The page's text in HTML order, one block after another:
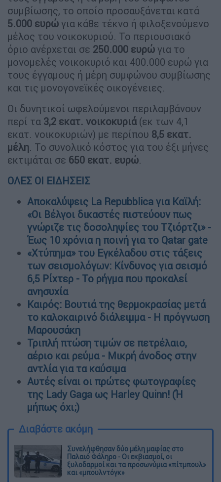
συμβίωσης, το οποίο προσαυξάνεται κατά
5.000 ευρώ για κάθε τέκνο ή φιλοξενούμενο
μέλος του νοικοκυριού. Το περιουσιακό
όριο ανέρχεται σε 250.000 ευρώ για το
μονομελές νοικοκυριό και 400.000 ευρώ για
τους έγγαμους ή μέρη συμφώνου συμβίωσης
και τις μονογονεϊκές οικογένειες.
Οι δυνητικοί ωφελούμενοι περιλαμβάνουν
περί τα 3,2 εκατ. νοικοκυριά(εκ των 4,1
εκατ. νοικοκυριών) με περίπου 8,5 εκατ.
μέλη. Το συνολικό κόστος για του έξι μήνες
εκτιμάται σε 650 εκατ. ευρώ.
ΟΛΕΣ ΟΙ ΕΙΔΗΣΕΙΣ
Αποκαλύψεις La Repubblica για Καϊλή:
«Οι Βέλγοι δικαστές πιστεύουν πως
γνώριζε τις δοσοληψίες του Τζιόρτζι» -
Έως 10 χρόνια η ποινή για το Qatar gate
«Χτύπημα» του Εγκέλαδου στις τάξεις
των σεισμολόγων: Κίνδυνος για σεισμό
6,5 Ρίχτερ - Το ρήγμα που προκαλεί
ανησυχία
Καιρός: Βουτιά της θερμοκρασίας μετά
το καλοκαιρινό διάλειμμα - Η πρόγνωση
Μαρουσάκη
Τριπλή πτώση τιμών σε πετρέλαιο,
αέριο και ρεύμα - Μικρή άνοδος στην
αντλία για τα καύσιμα
Αυτές είναι οι πρώτες φωτογραφίες
της Lady Gaga ως Harley Quinn! (Ή
μήπως όχι;)
Διαβάστε ακόμη
Συνελήφθησαν δύο μέλη μαφίας στο
Παλαιό Φάληρο - Οι εκβιασμοί, οι
ξυλοδαρμοί και τα προσωνύμια «πίτμπουλ»
και «μπουλντόγκ»